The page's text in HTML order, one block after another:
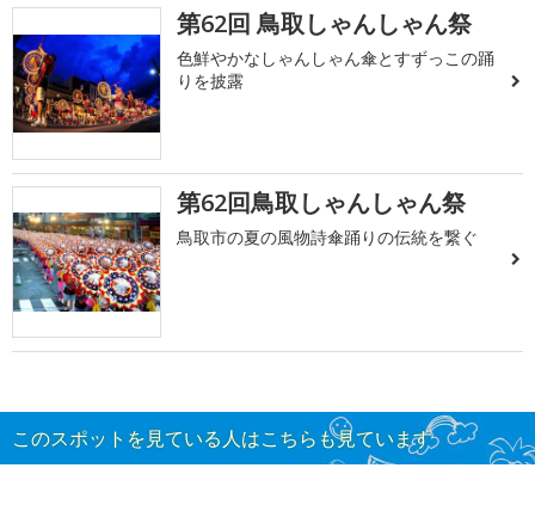
第62回 鳥取しゃんしゃん祭
色鮮やかなしゃんしゃん傘とすずっこの踊
りを披露
第62回鳥取しゃんしゃん祭
鳥取市の夏の風物詩傘踊りの伝統を繋ぐ
このスポットを見ている人はこちらも見ています